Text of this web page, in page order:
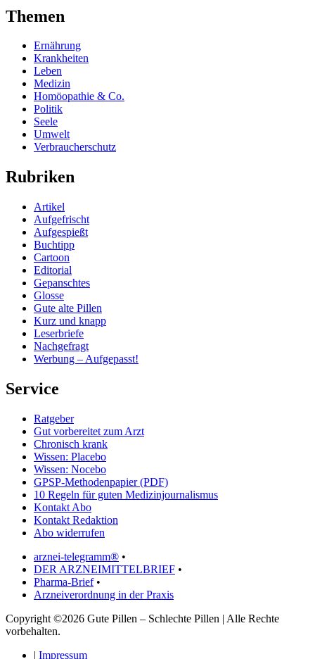
Themen
Ernährung
Krankheiten
Leben
Medizin
Homöopathie & Co.
Politik
Seele
Umwelt
Verbraucherschutz
Rubriken
Artikel
Aufgefrischt
Aufgespießt
Buchtipp
Cartoon
Editorial
Gepanschtes
Glosse
Gute alte Pillen
Kurz und knapp
Leserbriefe
Nachgefragt
Werbung – Aufgepasst!
Service
Ratgeber
Gut vorbereitet zum Arzt
Chronisch krank
Wissen: Placebo
Wissen: Nocebo
GPSP-Methodenpapier (PDF)
10 Regeln für guten Medizinjournalismus
Kontakt Abo
Kontakt Redaktion
Abo widerrufen
arznei-telegramm® •
DER ARZNEIMITTELBRIEF •
Pharma-Brief•
Arzneiverordnung in der Praxis
Copyright ©2026 Gute Pillen – Schlechte Pillen | Alle Rechte
vorbehalten.
| Impressum